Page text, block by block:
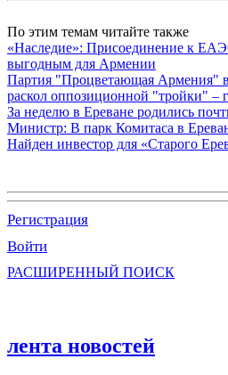
По этим темам читайте также
«Наследие»: Присоединение к
выгодным для Армении
Партия "Процветающая Армения"
раскол оппозиционной "тройки" –
За неделю в Ереване родились
Министр: В парк Комитаса в
Найден инвестор для «Старого
Регистрация
Войти
РАСШИРЕННЫЙ ПОИСК
лента новостей